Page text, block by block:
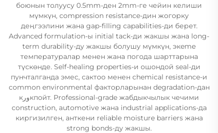
боюнын толуусу 0.5mm-ден 2mm-ге чейин келиши
мүмкүн, compression resistance-дин жогорку
деңгээлини жана gap-filling capabilities-ди берет.
Advanced formulation-ы initial tack-ди жакшы жана long-
term durability-ду жакшы болушу мүмкүн, экeme
температуралар менен жана погода шарттарына
түскөнде. Self-healing properties-и ошондой seal-ди
пунчталганда эмес, сактоо менен chemical resistance-и
common environmental факторларынан degradation-дан
кورкпойт. Professional-grade жабдыкчылык чечими
construction, automotive жана industrial applications-да
киргизилген, анткени reliable moisture barriers жана
strong bonds-ду жакшы.